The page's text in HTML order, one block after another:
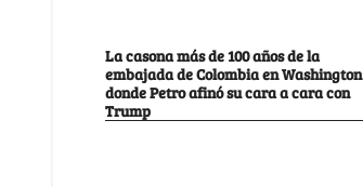
La casona más de 100 años de la
embajada de Colombia en Washington
donde Petro afinó su cara a cara con
Trump